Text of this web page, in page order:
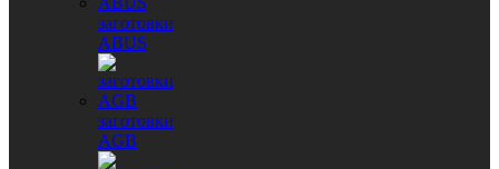
заготовки
ABUS
заготовки
AGB